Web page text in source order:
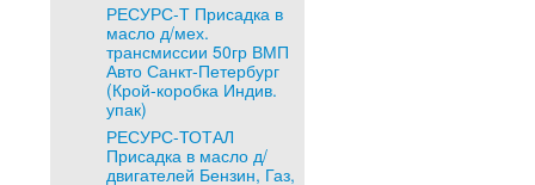
РЕСУРС-Т Присадка в
масло д/мех.
трансмиссии 50гр ВМП
Авто Санкт-Петербург
(Крой-коробка Индив.
упак)
РЕСУРС-ТОТАЛ
Присадка в масло д/
двигателей Бензин, Газ,